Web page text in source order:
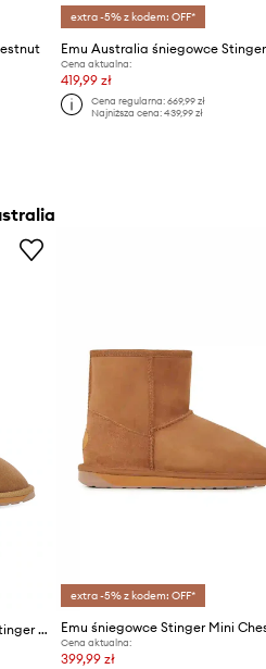
extra -5% z kodem: OFF*
Cena aktualna:
419,99 zł
Cena regularna: 669,99 zł
Najniższa cena: 439,99 zł
Emu Australia botki Platinum Stinger Slim
extra -5% z kodem: OFF*
Emu śniegowce Stinger Mini
Cena aktualna:
399,99 zł